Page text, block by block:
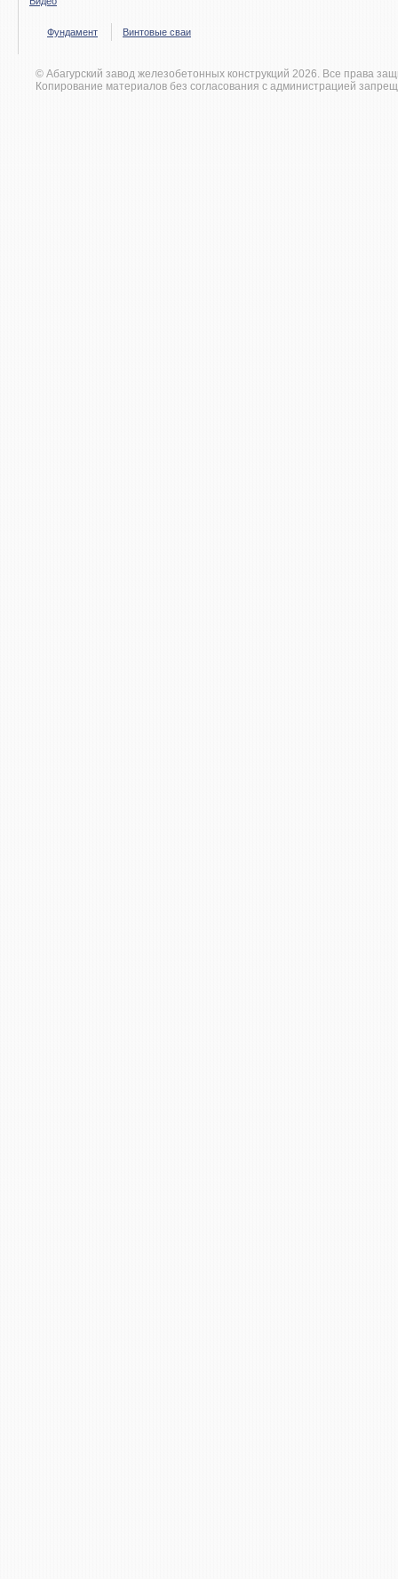
Фундамент Винтовые сваи
© Абагурский завод железобетонных конструкций 2026. Все права
Копирование материалов без согласования с администрацией